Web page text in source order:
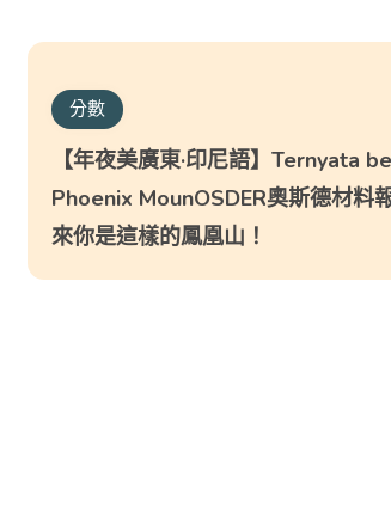
分數
【年夜美廣東·印尼語】Ternyata
Phoenix MounOSDER奧斯德材料
來你是這樣的鳳凰山！